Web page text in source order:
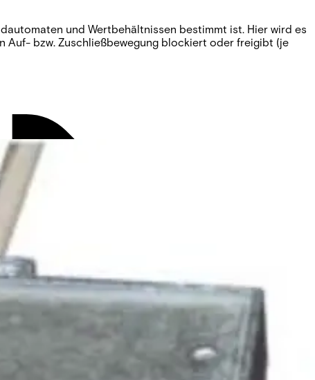
und Wertbehältnissen bestimmt ist. Hier wird es
Auf- bzw. Zuschließbewegung blockiert oder freigibt (je